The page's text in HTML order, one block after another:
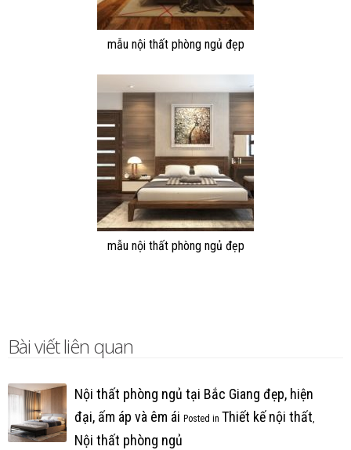
mẫu nội thất phòng ngủ đẹp
mẫu nội thất phòng ngủ đẹp
Bài viết liên quan
Nội thất phòng ngủ tại Bắc Giang đẹp, hiện
đại, ấm áp và êm ái Posted in Thiết kế nội thất,
Nội thất phòng ngủ